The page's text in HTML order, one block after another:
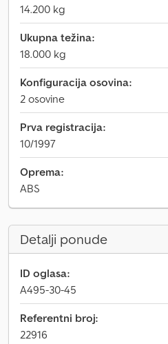
14.200 kg
Ukupna težina:
18.000 kg
Konfiguracija osovina:
2 osovine
Prva registracija:
10/1997
Oprema:
ABS
Detalji ponude
ID oglasa:
A495-30-45
Referentni broj:
22916